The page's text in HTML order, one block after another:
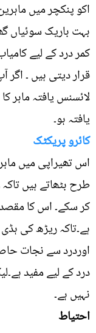
اکو پنکچر میں
بہت باریک سوئیاں
کمر درد کے لیے
قرار دیتی ہیں ۔ اگر
لائسنس یافتہ ماہر
یافتہ ہو۔
کائرو پریکٹک
اس تھیراپی میں
طرح بٹھاتے ہیں
کر سکے۔ اس کا
ہے۔تاکہ ریڑھ کی
اوردرد سے نجات
درد کے لیے مفید
نہیں ہے۔
احتیاط